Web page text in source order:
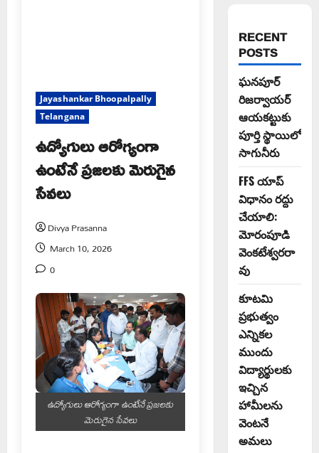
Jayashankar Bhoopalpally
Telangana
ఉద్యోగులు ఆరోగ్యంగా
ఉంటేనే ప్రజలకు మెరుగైన
సేవలు
Divya Prasanna
March 10, 2026
0
ఉద్యోగులు ఆరోగ్యంగా ఉంటేనే ప్రజలకు
మెరుగైన సేవలు
RECENT
POSTS
ఘనపూర్
రిజర్వాయర్
ఆయకట్టుకు
పూర్తి స్థాయిలో
సాగునీరు
FFS యాప్
విధానం రద్దు
చేయాలి:
మోరంపూడి
వెంకటేశ్వరరా
వు
కూటమి
ప్రభుత్వం
ఎన్నికల
ముందు
విద్యార్థులకు
ఇచ్చిన
హామీలను
వెంటనే
అమలు